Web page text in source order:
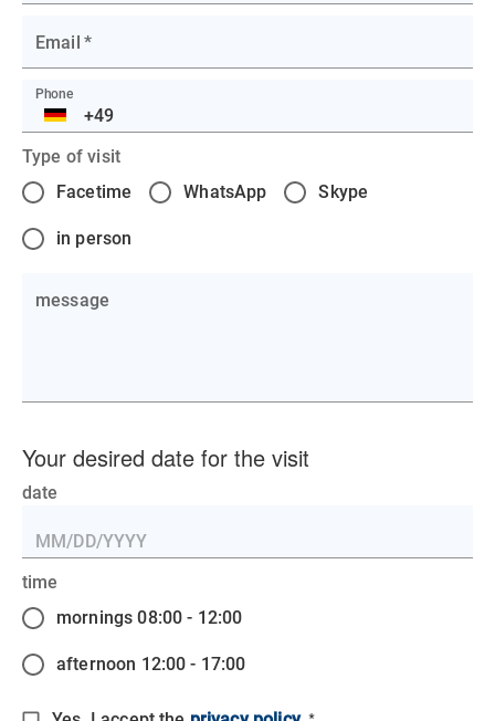
Email *
Phone
DE
Type of visit
Facetime
WhatsApp Skype
in person
message
Your desired date for the visit
date
time
mornings 08:00 - 12:00
afternoon 12:00 - 17:00